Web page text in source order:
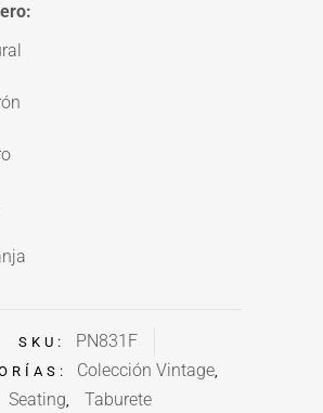
SKU: PN831F
Colección Vintage,
Seating, Taburete